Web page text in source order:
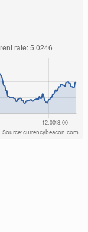
Source: currencybeacon.com